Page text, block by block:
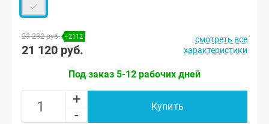
23 232 руб. - 2112
21 120 руб.
смотреть все
характеристики
Под заказ 5-12 рабочих дней
+
-
Купить